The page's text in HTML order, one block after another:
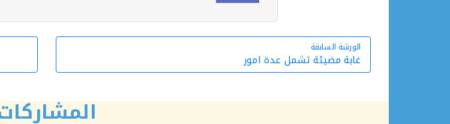
الورشة السابقة
الورشة السابقة
غابة مضيئة تشمل عدة امور